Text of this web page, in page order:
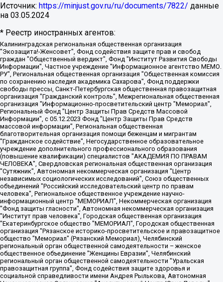
Источник: https://minjust.gov.ru/ru/documents/7822/ данные
на 03.05.2024
* Реестр иностранных агентов:
Калининградская региональная общественная организация "Экозащита!-Женсовет", Фонд содействия защите прав и свобод граждан "Общественный вердикт", Фонд "Институт Развития Свободы Информации", Частное учреждение "Информационное агентство МЕМО. РУ", Региональная общественная организация "Общественная комиссия по сохранению наследия академика Сахарова", Фонд поддержки свободы прессы, Санкт-Петербургская общественная правозащитная организация "Гражданский контроль", Межрегиональная общественная организация "Информационно-просветительский центр "Мемориал", Региональный Фонд "Центр Защиты Прав Средств Массовой Информации", с 05.12.2023 Фонд "Центр Защиты Прав Средств массовой информации", Региональная общественная благотворительная организация помощи беженцам и мигрантам "Гражданское содействие", Негосударственное образовательное учреждение дополнительного профессионального образования (повышение квалификации) специалистов "АКАДЕМИЯ ПО ПРАВАМ ЧЕЛОВЕКА", Свердловская региональная общественная организация "Сутяжник", Автономная некоммерческая организация "Центр независимых социологических исследований", Союз общественных объединений "Российский исследовательский центр по правам человека", Региональное общественное учреждение научно-информационный центр "МЕМОРИАЛ", Некоммерческая организация "Фонд защиты гласности", Автономная некоммерческая организация "Институт прав человека", Городская общественная организация "Екатеринбургское общество "МЕМОРИАЛ", Городская общественная организация "Рязанское историко-просветительское и правозащитное общество "Мемориал" (Рязанский Мемориал), Челябинский региональный орган общественной самодеятельности – женское общественное объединение "Женщины Евразии", Челябинский региональный орган общественной самодеятельности "Уральская правозащитная группа", Фонд содействия защите здоровья и социальной справедливости имени Андрея Рылькова, Автономная Некоммерческая Организация "Аналитический Центр Юрия Левады", Автономная некоммерческая организация социальной поддержки населения "Проект Апрель", Региональная общественная организация помощи женщинам и детям, находящимся в кризисной ситуации "Информационно-методический центр "Анна", Фонд содействия развитию массовых коммуникаций и правовому просвещению "Так-так-Так", Фонд содействия устойчивому развитию "Серебряная тайга", Свердловский региональный общественный фонд социальных проектов "Новое время", "Idel.Реалии", Кавказ.Реалии, Крым.Реалии, Телеканал Настоящее Время, Татаро-башкирская служба Радио Свобода (Azatliq Radiosi), Радио Свободная Европа/Радио Свобода (PCE/PC), "Сибирь.Реалии", "Фактограф", Благотворительный фонд помощи осужденным и их семьям, Автономная некоммерческая организация "Институт глобализации и социальных движений", Фонд "В защиту прав заключенных", Частное учреждение "Центр поддержки и содействия развитию средств массовой информации", Пензенский региональный общественный благотворительный фонд "Гражданский союз", "Север.Реалии", Некоммерческая организация Фонд "Правовая инициатива", Общество с ограниченной ответственностью "Радио Свободная Европа/Радио Свобода", Чешское информационное агентство "MEDIUM-ORIENT", Красноярская региональная общественная организация "Мы против СПИДа", Камалягин Денис Николаевич, Маркелов Сергей Евгеньевич, Пономарев Лев Александрович, Савицкая Людмила Алексеевна, Автономная некоммерческая организация "Центр по работе с проблемой насилия "НАСИЛИЮ.НЕТ", Межрегиональный профессиональный союз работников здравоохранения "Альянс врачей", Юридическое лицо, зарегистрированное в Латвийской Республике, SIA "Medusa Project" (регистрационный номер 40103797863, дата регистрации 10.06.2014), Некоммерческая организация "Фонд по борьбе с коррупцией", Автономная некоммерческая организация "Институт права и публичной политики", Баданин Роман Сергеевич, Гликин Максим Александрович, Железнова Мария Михайловна, Лукьянова Юлия Сергеевна, Маетная Елизавета Витальевна, Маняхин Петр Борисович, Чуракова Ольга Владимировна, Ярош Юлия Петровна, Юридическое лицо "The Insider SIA", зарегистрированное в Риге, Латвийская Республика (дата регистрации 26.06.2015), являющееся администратором доменного имени интернет-издания "The Insider SIA", https://theins.ru, Постернак Алексей Евгеньевич, Рубин Михаил Аркадьевич, Анин Роман Александрович, Юридическое лицо Istories fonds, зарегистрированное в Латвийской Республике (регистрационный номер 50008295751, дата регистрации 24.02.2020), Великовский Дмитрий Александрович, Долинина Ирина Николаевна, Мароховская Алеся Алексеевна, Шлейнов Роман Юрьевич, Шмагун Олеся Валентиновна, Общество с ограниченной ответственностью "Альтаир 2021", Общество с ограниченной ответственностью "Вега 2021", Общество с ограниченной ответственностью "Главный редактор 2021", Общество с ограниченной ответственностью "Ромашки монолит", Важенков Артем Валерьевич, Ивановская областная общественная организация "Центр гендерных исследований", Гурман Юрий Альбертович, Медиапроект "ОВД-Инфо", Егоров Владимир Владимирович, Жилинский Владимир Александрович, Общество с ограниченной ответственностью "ЗП", Иванова София Юрьевна, Карезина Инна Павловна, Кильтау Екатерина Викторовна, Петров Алексей Викторович, Пискунов Сергей Евгеньевич, Смирнов Сергей Сергеевич, Тихонов Михаил Сергеевич, Общество с ограниченной ответственностью "ЖУРНАЛИСТ-ИНОСТРАННЫЙ АГЕНТ", Арапова Галина Юрьевна, Вольтская Татьяна Анатольевна, Американская компания "Mason G.E.S. Anonymous Foundation" (США), являющаяся владельцем интернет-издания https://mnews.world/, Компания "Stichting Bellingcat", зарегистрированная в Нидерландах (дата регистрации 11.07.2018), Захаров Андрей Вячеславович, Клепиковская Екатерина Дмитриевна, Общество с ограниченной ответственностью "МЕМО", Перл Роман Александрович, Симонов Евгений Алексеевич, Соловьева Елена Анатольевна, Сотников Даниил Владимирович, Сурначева Елизавета Дмитриевна, Автономная некоммерческая организация по защите прав человека и информированию населения "Якутия – Наше Мнение", Общество с ограниченной ответственностью "Москоу диджитал медиа", с 26.01.2023 Общество с ограниченной ответственностью "Чайка Белые сады", Ветошкина Валерия Валерьевна, Заговора Максим Александрович, Межрегиональное общественное движение "Российская ЛГБТ - сеть", Оленичев Максим Владимирович, Павлов Иван Юрьевич, Скворцова Елена Сергеевна, Общество с ограниченной ответственностью "Как бы инагент", Кочетков Игорь Викторович, Общество с ограниченной ответственностью "Честные выборы", Еланчик Олег Александрович, Общество с ограниченной ответственностью "Нобелевский призыв", Гималова Регина Эмилевна, Григорьев Андрей Валерьевич, Григорьева Алина Александровна, Ассоциация по содействию защите прав призывников, альтернативнослужащих и военнослужащих "Правозащитная группа "Гражданин.Армия.Право", Хисамова Регина Фаритовна, Автономная некоммерческая организация по реализации социально-правовых программ "Лилит", Дальневосточное общественное движение "Маяк", Санкт-Петербургская ЛГБТ-инициативная группа "Выход", Инициативная группа ЛГБТ+ "Реверс", Алексеев Андрей Викторович, Бекбулатова Таисия Львовна, Беляев Иван Михайлович, Владыкина Елена Сергеевна, Гельман Марат Александрович, Никульшина Вероника Юрьевна, Толоконникова Надежда Андреевна, Шендерович Виктор Анатольевич, Общество с ограниченной ответственностью "Данное сообщение", Общество с ограниченной ответственностью Издательский дом "Новая глава", Айнбиндер Александра Александровна, Московский комьюнити-центр для ЛГБТ+инициатив, Благотворительный фонд развития филантропии, Deutsche Welle (Германия, Kurt-Schumacher-Strasse 3, 53113 Bonn), Борзунова Мария Михайловна, Воробьев Виктор Викторович, Голубева Анна Львовна, Константинова Алла Михайловна, Малкова Ирина Владимировна, Мурадов Мурад Абдулгалимович, Осетинская Елизавета Николаевна, Понасенков Евгений Николаевич, Ганапольский Матвей Юрьевич, Киселев Евгений Алексеевич, Борухович Ирина Григорьевна, Дремин Иван Тимофеевич, Дубровский Дмитрий Викторович, Красноярская региональная общественная организация поддержки и развития альтернативных образовательных технологий и межкультурных коммуникаций "ИНТЕРРА", Маяковская Екатерина Алексеевна, Фейгин Марк Захарович, Филимонов Андрей Викторович, Дзугкоева Регина Николаевна, Доброхотов Роман Александрович, Дудь Юрий Александрович, Елкин Сергей Владимирович, Кругликов Кирилл Игоревич, Сабунаева Мария Леонидовна, Семенов Алексей Владимирович, Шаинян Карен Багратович, Шульман Екатерина Михайловна, Асафьев Артур Валерьевич, Вахштайн Виктор Семенович, Венедиктов Алексей Алексеевич, Лушникова Екатерина Евгеньевна, Волков Леонид Михайлович, Невзоров Александр Глебович, Пархоменко Сергей Борисович, Сироткин Ярослав Николаевич, Кара-Мурза Владимир Владимирович, Баранова Наталья Владимировна, Гозман Леонид Яковлевич, Кагарлицкий Борис Юльевич, Климарев Михаил Валерьевич, Милов Владимир Станиславович, Автономная некоммерческая организация Краснодарский центр современного искусства "Типография", Моргенштерн Алишер Тагирович, Соболь Любовь Эдуардовна, Общество с ограниченной ответственностью "ЛИЗА НОРМ", Каспаров Гарри Кимович, Ходорковский Михаил Борисович, Общество с ограниченной ответственностью "Апрельские тезисы", Данилович Ирина Брониславовна, Кашин Олег Владимирович, Петров Николай Владимирович, Пивоваров Алексей Владимирович, Соколов Михаил Владимирович, Цветкова Юлия Владимировна, Чичваркин Евгений Александрович, Комитет против пыток/Команда против пыток, Общество с ограниченной ответственностью "Первый научный", Общество с ограниченной ответственностью "Вертолет и ко", Белоцерковская Вероника Борисовна, Кац Максим Евгеньевич, Лазарева Татьяна Юрьевна, Шаведдинов Руслан Табризович, Яшин Илья Валерьевич, Общество с ограниченной ответственностью "Иноагент ААВ", Алешковский Дмитрий Петрович, Альбац Евгения Марковна, Быков Дмитрий Львович, Галямина Юлия Евгеньевна, Лойко Сергей Леонидович, Мартынов Кирилл Константинович, Медведев Сергей Александрович, Крашенинников Федор Геннадиевич, Гордеева Катерина Вл